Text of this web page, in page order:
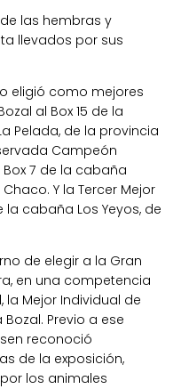
las hembras y
llevados por sus
eligió como mejores
al Box 15 de la
Pelada, de la provincia
Campeón
7 de la cabaña
Y la Tercer Mejor
la cabaña Los Yeyos, de
de elegir a la Gran
en una competencia
la Mejor Individual de
Previo a ese
reconoció
de la exposición,
los animales